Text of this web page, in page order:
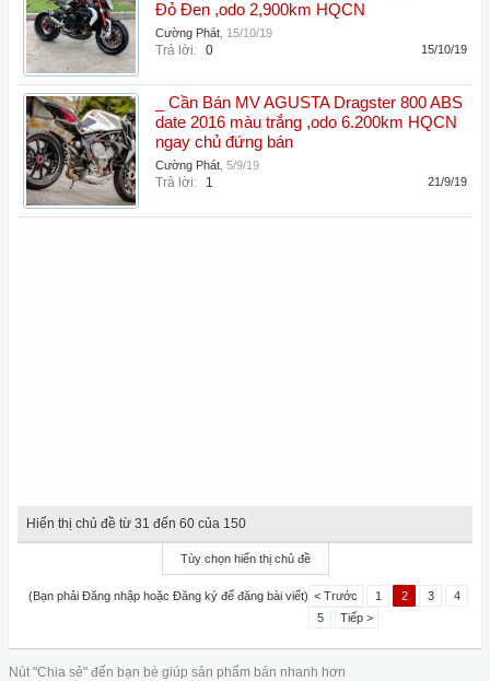
Đỏ Đen ,odo 2,900km HQCN
Cường Phát 15/10/19
Trả lời: 0 15/10/19
_ Cần Bán MV AGUSTA Dragster 800 ABS
date 2016 màu trắng ,odo 6.200km HQCN
ngay chủ đứng bán
Cường Phát 5/9/19
Trả lời: 1 21/9/19
Hiển thị chủ đề từ 31 đến 60 của 150
Tùy chọn hiển thị chủ đề
(Bạn phải Đăng nhập hoặc Đăng ký để đăng bài viết) < Trước 1 2 3
4
5
Tiếp >
Nút "Chia sẻ" đến bạn bè giúp sản phẩm bán nhanh hơn